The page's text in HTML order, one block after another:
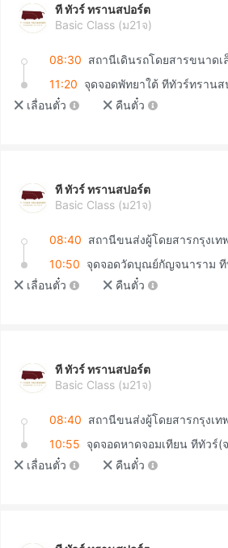
ที ทัวร์ ทรานสปอร์ต
Basic Class (ม21จ)
08:30
11:20
เลื่อนตั๋ว
คืนตั๋ว
ที ทัวร์ ทรานสปอร์ต
Basic Class (ม21จ)
08:40 สถานีขนส่งผู้โดยสารกรุงเท
10:50 จุดจอดวัดบุณย์กัญจนาราม ที
เลื่อนตั๋ว
คืนตั๋ว
ที ทัวร์ ทรานสปอร์ต
Basic Class (ม21จ)
08:40 สถานีขนส่งผู้โดยสารกรุงเท
10:55 จุดจอดหาดจอมเทียน ทีทัวร์(
เลื่อนตั๋ว
คืนตั๋ว